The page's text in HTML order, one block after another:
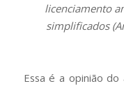
licenciamento
simplificados
Essa é a opinião